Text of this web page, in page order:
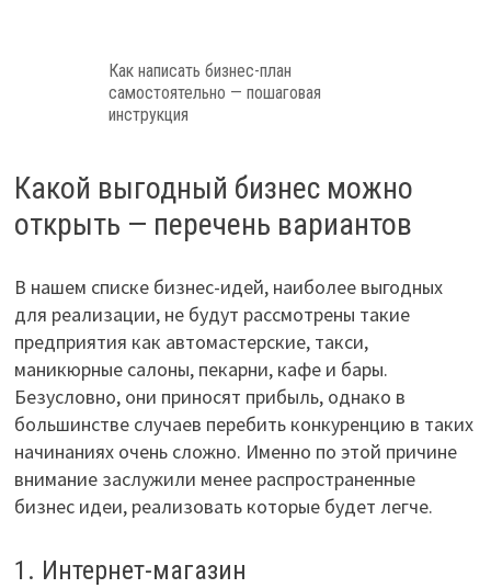
Как написать бизнес-план
самостоятельно — пошаговая
инструкция
Какой выгодный бизнес можно
открыть — перечень вариантов
В нашем списке бизнес-идей, наиболее выгодных
для реализации, не будут рассмотрены такие
предприятия как автомастерские, такси,
маникюрные салоны, пекарни, кафе и бары.
Безусловно, они приносят прибыль, однако в
большинстве случаев перебить конкуренцию в таких
начинаниях очень сложно. Именно по этой причине
внимание заслужили менее распространенные
бизнес идеи, реализовать которые будет легче.
1. Интернет-магазин